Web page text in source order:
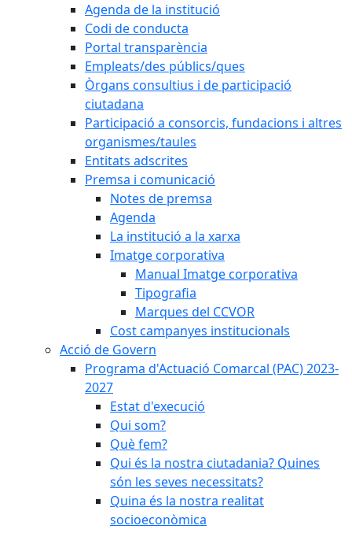
Agenda de la institució
Codi de conducta
Portal transparència
Empleats/des públics/ques
Òrgans consultius i de participació
ciutadana
Participació a consorcis, fundacions i altres
organismes/taules
Entitats adscrites
Premsa i comunicació
Notes de premsa
Agenda
La institució a la xarxa
Imatge corporativa
Manual Imatge corporativa
Tipografia
Marques del CCVOR
Cost campanyes institucionals
Acció de Govern
Programa d'Actuació Comarcal (PAC) 2023-
2027
Estat d'execució
Qui som?
Què fem?
Qui és la nostra ciutadania? Quines
són les seves necessitats?
Quina és la nostra realitat
socioeconòmica